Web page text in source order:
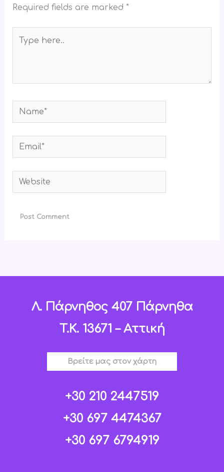
Required fields are marked *
here..
Name*
Email*
Website
Λ. Πάρνηθος 407 Πάρνηθα
T.K. 13671 – Αττική
Βρείτε μας στον χάρτη
+30 210 2447519
+30 697 4474367
+30 697 6794919